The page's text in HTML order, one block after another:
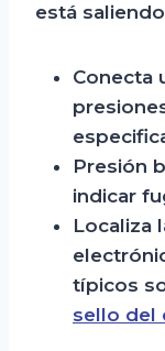
está
Conecta
Presión
indicar
Localiza
típicos
sello del